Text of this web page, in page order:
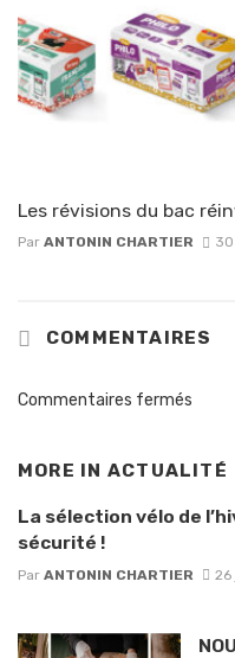
Les révisions du bac
Par ANTONIN CHARTIER
COMMENTAIRES
Commentaires fermés
MORE IN ACTUALITÉ
La sélection vélo de
sécurité !
Par ANTONIN CHARTIER 26